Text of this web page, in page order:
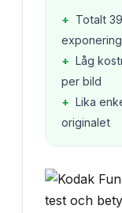
+ Totalt 39
+ Låg
per bild
+ Lika
originalet